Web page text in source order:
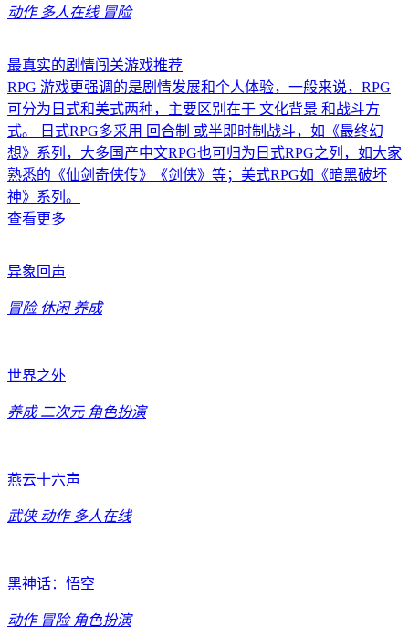
动作 多人在线 冒险
最真实的剧情闯关游戏推荐
RPG 游戏更强调的是剧情发展和个人体验，一般来说，RPG
可分为日式和美式两种，主要区别在于 文化背景 和战斗方
式。 日式RPG多采用 回合制 或半即时制战斗，如《最终幻
想》系列，大多国产中文RPG也可归为日式RPG之列，如大家
熟悉的《仙剑奇侠传》《剑侠》等；美式RPG如《暗黑破坏
神》系列。
查看更多
异象回声
冒险 休闲 养成
世界之外
养成 二次元 角色扮演
燕云十六声
武侠 动作 多人在线
黑神话：悟空
动作 冒险 角色扮演